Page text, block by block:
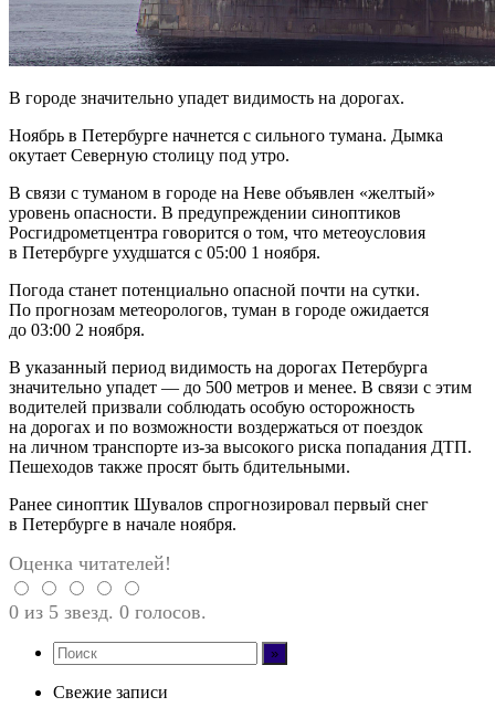
В городе значительно упадет видимость на дорогах.
Ноябрь в Петербурге начнется с сильного тумана. Дымка
окутает Северную столицу под утро.
В связи с туманом в городе на Неве объявлен «желтый»
уровень опасности. В предупреждении синоптиков
Росгидрометцентра говорится о том, что метеоусловия
в Петербурге ухудшатся с 05:00 1 ноября.
Погода станет потенциально опасной почти на сутки.
По прогнозам метеорологов, туман в городе ожидается
до 03:00 2 ноября.
В указанный период видимость на дорогах Петербурга
значительно упадет — до 500 метров и менее. В связи с этим
водителей призвали соблюдать особую осторожность
на дорогах и по возможности воздержаться от поездок
на личном транспорте из-за высокого риска попадания ДТП.
Пешеходов также просят быть бдительными.
Ранее синоптик Шувалов спрогнозировал первый снег
в Петербурге в начале ноября.
Оценка читателей!
0 из 5 звезд. 0 голосов.
Свежие записи